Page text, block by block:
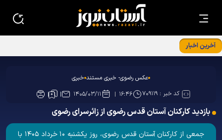
آخرین اخبار
عکس رضوی- خبری مستند خبری
کد خبر : ۷۰۹۱۱۹ ۱۶:۴۶ ۱۴۰۵/۰۳/۱۱
بازدید کارکنان آستان قدس رضوی از زائرسرای رضوی
جمعی از کارکنان آستان قدس رضوی، روز یکشنبه ۱۰ خرداد ۱۴۰۵ با